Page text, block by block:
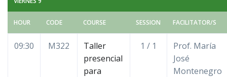
HOUR CODE COURSE SESSION FACILITATOR/S
09:30 M322
Taller
presencial
para
1 / 1
Prof. María
José
Montenegro